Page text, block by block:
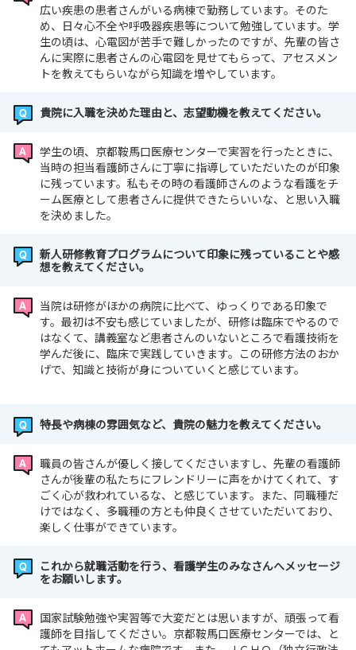
広い疾患の患者さんがいる病棟で勤務しています。そのた
め、日々心不全や呼吸器疾患等について勉強しています。学
生の頃は、心電図が苦手で難しかったのですが、先輩の皆さ
んに実際に患者さんの心電図を見せてもらって、アセスメン
トを教えてもらいながら知識を増やしています。
貴院に入職を決めた理由と、志望動機を教えてください。
学生の頃、京都鞍馬口医療センターで実習を行ったときに、
当時の担当看護師さんに丁寧に指導していただいたのが印象
に残っています。私もその時の看護師さんのような看護をチ
ーム医療として患者さんに提供できたらいいな、と思い入職
を決めました。
新人研修教育プログラムについて印象に残っていることや感
想を教えてください。
当院は研修がほかの病院に比べて、ゆっくりである印象で
す。最初は不安も感じていましたが、研修は臨床でやるので
はなくて、講義室など患者さんのいないところで看護技術を
学んだ後に、臨床で実践していきます。この研修方法のおか
げで、知識と技術が身についていくと感じています。
特長や病棟の雰囲気など、貴院の魅力を教えてください。
職員の皆さんが優しく接してくださいますし、先輩の看護師
さんが後輩の私たちにフレンドリーに声をかけてくれて、す
ごく心が救われているな、と感じています。また、同職種だ
けではなく、多職種の方とも仲良くさせていただいており、
楽しく仕事ができています。
これから就職活動を行う、看護学生のみなさんへメッセージ
をお願いします。
国家試験勉強や実習等で大変だとは思いますが、頑張って看
護師を目指してください。京都鞍馬口医療センターでは、と